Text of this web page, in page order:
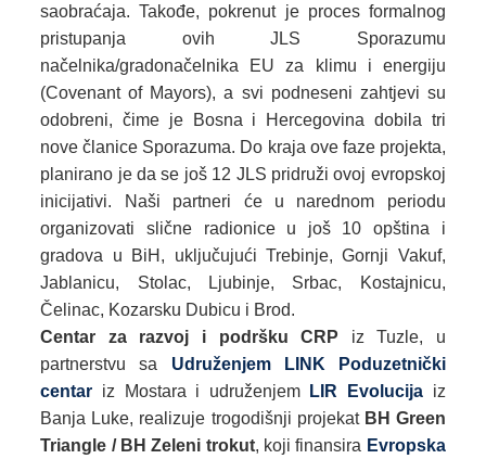
saobraćaja. Takođe, pokrenut je proces formalnog
pristupanja ovih JLS Sporazumu
načelnika/gradonačelnika EU za klimu i energiju
(Covenant of Mayors), a svi podneseni zahtjevi su
odobreni, čime je Bosna i Hercegovina dobila tri
nove članice Sporazuma. Do kraja ove faze projekta,
planirano je da se još 12 JLS pridruži ovoj evropskoj
inicijativi. Naši partneri će u narednom periodu
organizovati slične radionice u još 10 opština i
gradova u BiH, uključujući Trebinje, Gornji Vakuf,
Jablanicu, Stolac, Ljubinje, Srbac, Kostajnicu,
Čelinac, Kozarsku Dubicu i Brod.
Centar za razvoj i podršku CRP iz Tuzle, u
partnerstvu sa Udruženjem LINK Poduzetnički
centar iz Mostara i udruženjem LIR Evolucija iz
Banja Luke, realizuje trogodišnji projekat BH Green
Triangle / BH Zeleni trokut, koji finansira Evropska